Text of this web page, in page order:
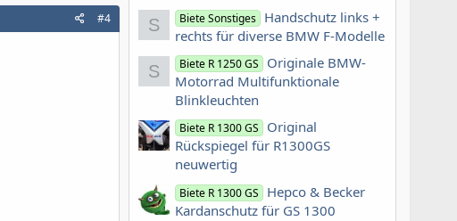
#4 S Biete Sonstiges Handschutz links +
rechts für diverse BMW F-Modelle
S Biete R 1250 GS
Originale BMW-
Motorrad Multifunktionale
Blinkleuchten
Biete R 1300 GS
Original
Rückspiegel für R1300GS
neuwertig
Biete R 1300 GS
Hepco & Becker
Kardanschutz für GS 1300